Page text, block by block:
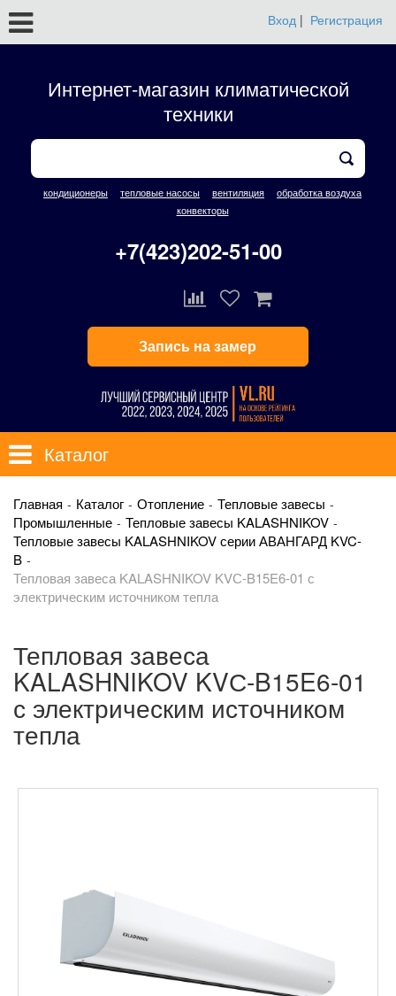
Вход | Регистрация
Интернет-магазин климатической
техники
кондиционеры тепловые насосы вентиляция
обработка воздуха
конвекторы
+7(423)202-51-00
Запись на замер
Каталог
Главная Каталог Отопление
Тепловые завесы
Промышленные
Тепловые завесы KALASHNIKOV
Тепловые завесы KALASHNIKOV серии АВАНГАРД KVC-
B
Тепловая завеса KALASHNIKOV KVС-B15E6-01 с
электрическим источником тепла
Тепловая завеса
KALASHNIKOV KVС-B15E6-01
с электрическим источником
тепла